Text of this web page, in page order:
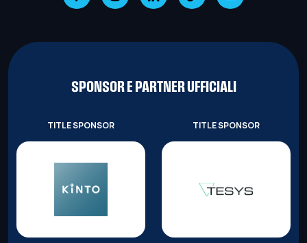
SPONSOR E PARTNER UFFICIALI
TITLE SPONSOR TITLE SPONSOR